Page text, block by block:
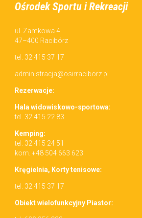
Ośrodek Sportu i Rekreacji
ul. Zamkowa 4
47–400 Racibórz
tel. 32 415 37 17
administracja@osirraciborz.pl
Rez­erwac­je:
Hala wid­owiskowo-sportowa:
tel. 32 415 22 83
Kemp­ing:
tel. 32 415 24 51
kom. +48 504 663 623
Kręgiel­nia, Korty tenisowe:
tel. 32 415 37 17
Obiekt wielo­funkcyjny Piastor: